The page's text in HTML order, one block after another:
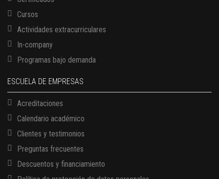
Cursos
Actividades extracurriculares
In-company
Programas bajo demanda
ESCUELA DE EMPRESAS
Acreditaciones
Calendario académico
Clientes y testimonios
Preguntas frecuentes
Descuentos y financiamiento